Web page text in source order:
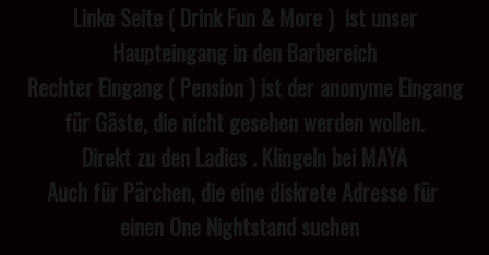
Linke Seite ( Drink Fun & More ) ist unser
Haupteingang in den Barbereich
Rechter Eingang ( Pension ) ist der anonyme Eingang
für Gäste, die nicht gesehen werden wollen.
Direkt zu den Ladies . Klingeln bei MAYA
Auch für Pärchen, die eine diskrete Adresse für
einen One Nightstand suchen